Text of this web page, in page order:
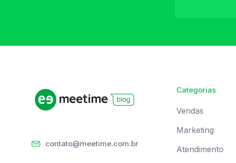
contato@meetime.com.br
Categorias
Vendas
Marketing
Atendimento